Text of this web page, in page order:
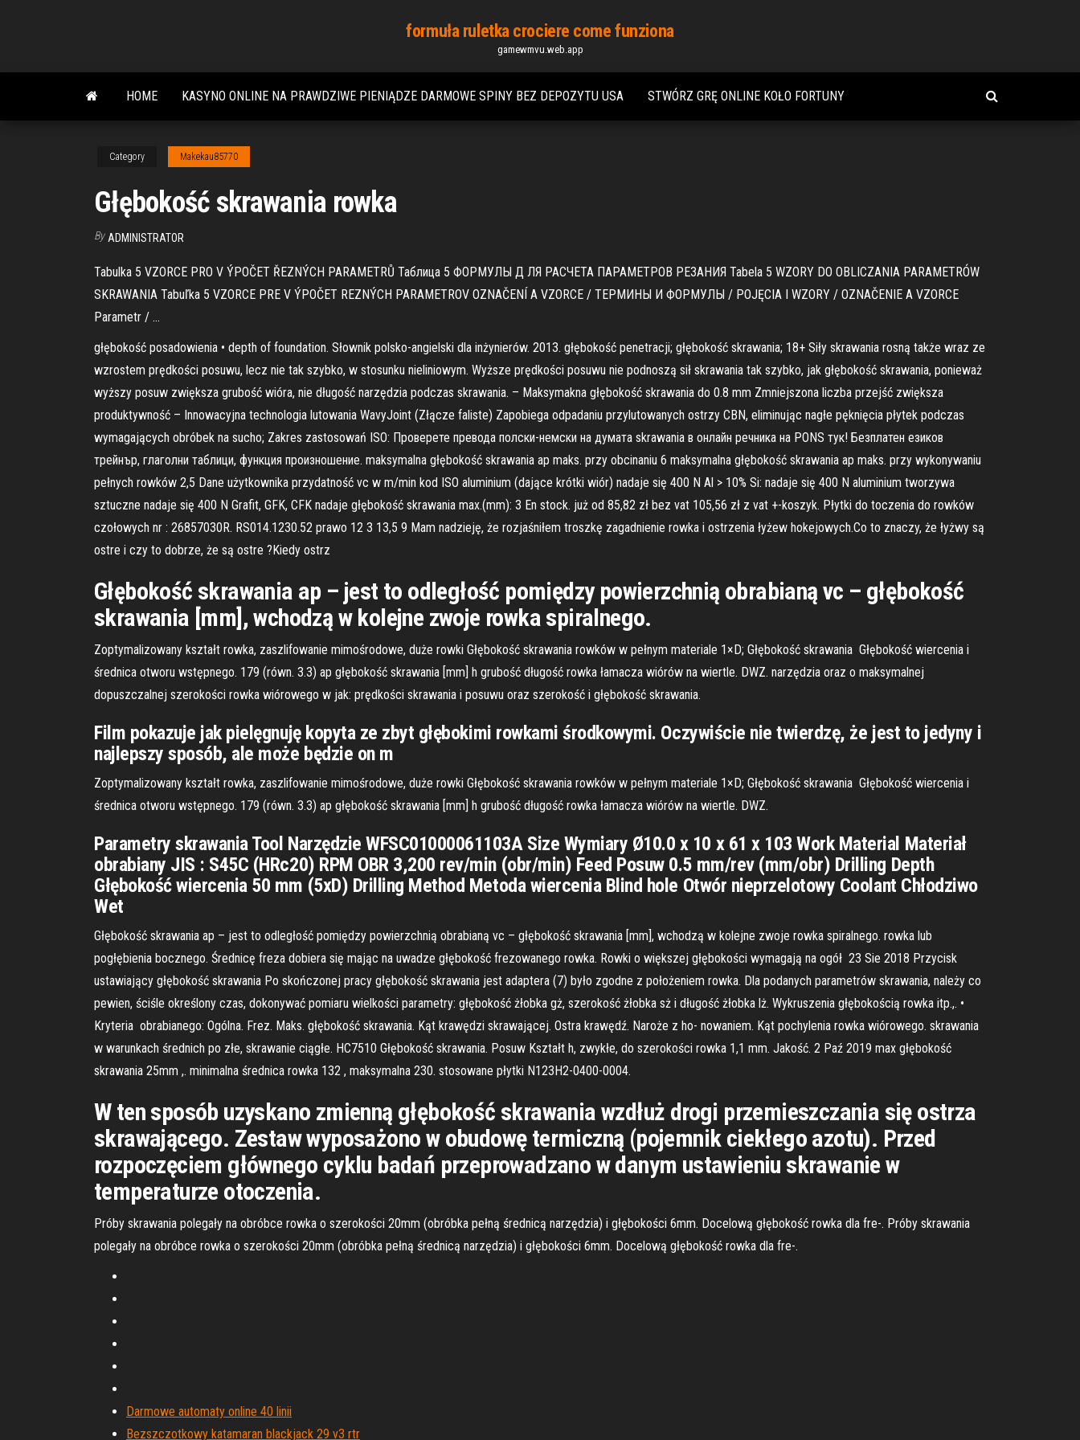
content
formuła ruletka crociere come funziona
gamewmvu.web.app
HOME KASYNO ONLINE NA PRAWDZIWE PIENIĄDZE DARMOWE SPINY BEZ DEPOZYTU USA STWÓRZ GRĘ ONLINE KOŁO FORTUNY
Category Makekau85770
Głębokość skrawania rowka
By ADMINISTRATOR
Tabulka 5 VZORCE PRO V ÝPOČET ŘEZNÝCH PARAMETRŮ Таблица 5 ФОРМУЛЫ Д ЛЯ РАСЧЕТА ПАРАМЕТРОВ РЕЗАНИЯ Tabela 5 WZORY DO OBLICZANIA PARAMETRÓW
SKRAWANIA Tabuľka 5 VZORCE PRE V ÝPOČET REZNÝCH PARAMETROV OZNAČENÍ A VZORCE / ТЕРМИНЫ И ФОРМУЛЫ / POJĘCIA I WZORY / OZNAČENIE A VZORCE
Parametr / …
głębokość posadowienia • depth of foundation. Słownik polsko-angielski dla inżynierów. 2013. głębokość penetracji; głębokość skrawania; 18+ Siły skrawania rosną także wraz ze
wzrostem prędkości posuwu, lecz nie tak szybko, w stosunku nieliniowym. Wyższe prędkości posuwu nie podnoszą sił skrawania tak szybko, jak głębokość skrawania, ponieważ
wyższy posuw zwiększa grubość wióra, nie długość narzędzia podczas skrawania. – Maksymakna głębokość skrawania do 0.8 mm Zmniejszona liczba przejść zwiększa
produktywność – Innowacyjna technologia lutowania WavyJoint (Złącze faliste) Zapobiega odpadaniu przylutowanych ostrzy CBN, eliminując nagłe pęknięcia płytek podczas
wymagających obróbek na sucho; Zakres zastosowań ISO: Проверете превода полски-немски на думата skrawania в онлайн речника на PONS тук! Безплатен езиков
трейнър, глаголни таблици, функция произношение. maksymalna głębokość skrawania ap maks. przy obcinaniu 6 maksymalna głębokość skrawania ap maks. przy wykonywaniu
pełnych rowków 2,5 Dane użytkownika przydatność vc w m/min kod ISO aluminium (dające krótki wiór) nadaje się 400 N Al > 10% Si: nadaje się 400 N aluminium tworzywa
sztuczne nadaje się 400 N Grafit, GFK, CFK nadaje głębokość skrawania max.(mm): 3 En stock. już od 85,82 zł bez vat 105,56 zł z vat +-koszyk. Płytki do toczenia do rowków
czołowych nr : 26857030R. RS014.1230.52 prawo 12 3 13,5 9 Mam nadzieję, że rozjaśniłem troszkę zagadnienie rowka i ostrzenia łyżew hokejowych.Co to znaczy, że łyżwy są
ostre i czy to dobrze, że są ostre ?Kiedy ostrz
Głębokość skrawania ap – jest to odległość pomiędzy powierzchnią obrabianą vc – głębokość
skrawania [mm], wchodzą w kolejne zwoje rowka spiralnego.
Zoptymalizowany kształt rowka, zaszlifowanie mimośrodowe, duże rowki Głębokość skrawania rowków w pełnym materiale 1×D; Głębokość skrawania Głębokość wiercenia i
średnica otworu wstępnego. 179 (równ. 3.3) ap głębokość skrawania [mm] h grubość długość rowka łamacza wiórów na wiertle. DWZ. narzędzia oraz o maksymalnej
dopuszczalnej szerokości rowka wiórowego w jak: prędkości skrawania i posuwu oraz szerokość i głębokość skrawania.
Film pokazuje jak pielęgnuję kopyta ze zbyt głębokimi rowkami środkowymi. Oczywiście nie twierdzę, że jest to jedyny i
najlepszy sposób, ale może będzie on m
Zoptymalizowany kształt rowka, zaszlifowanie mimośrodowe, duże rowki Głębokość skrawania rowków w pełnym materiale 1×D; Głębokość skrawania Głębokość wiercenia i
średnica otworu wstępnego. 179 (równ. 3.3) ap głębokość skrawania [mm] h grubość długość rowka łamacza wiórów na wiertle. DWZ.
Parametry skrawania Tool Narzędzie WFSC01000061103A Size Wymiary Ø10.0 x 10 x 61 x 103 Work Material Materiał
obrabiany JIS : S45C (HRc20) RPM OBR 3,200 rev/min (obr/min) Feed Posuw 0.5 mm/rev (mm/obr) Drilling Depth
Głębokość wiercenia 50 mm (5xD) Drilling Method Metoda wiercenia Blind hole Otwór nieprzelotowy Coolant Chłodziwo
Wet
Głębokość skrawania ap – jest to odległość pomiędzy powierzchnią obrabianą vc – głębokość skrawania [mm], wchodzą w kolejne zwoje rowka spiralnego. rowka lub
pogłębienia bocznego. Średnicę freza dobiera się mając na uwadze głębokość frezowanego rowka. Rowki o większej głębokości wymagają na ogół 23 Sie 2018 Przycisk
ustawiający głębokość skrawania Po skończonej pracy głębokość skrawania jest adaptera (7) było zgodne z położeniem rowka. Dla podanych parametrów skrawania, należy co
pewien, ściśle określony czas, dokonywać pomiaru wielkości parametry: głębokość żłobka gż, szerokość żłobka sż i długość żłobka lż. Wykruszenia głębokością rowka itp.,. •
Kryteria obrabianego: Ogólna. Frez. Maks. głębokość skrawania. Kąt krawędzi skrawającej. Ostra krawędź. Naroże z ho- nowaniem. Kąt pochylenia rowka wiórowego. skrawania
w warunkach średnich po złe, skrawanie ciągłe. HC7510 Głębokość skrawania. Posuw Kształt h, zwykłe, do szerokości rowka 1,1 mm. Jakość. 2 Paź 2019 max głębokość
skrawania 25mm ,. minimalna średnica rowka 132 , maksymalna 230. stosowane płytki N123H2-0400-0004.
W ten sposób uzyskano zmienną głębokość skrawania wzdłuż drogi przemieszczania się ostrza
skrawającego. Zestaw wyposażono w obudowę termiczną (pojemnik ciekłego azotu). Przed
rozpoczęciem głównego cyklu badań przeprowadzano w danym ustawieniu skrawanie w
temperaturze otoczenia.
Próby skrawania polegały na obróbce rowka o szerokości 20mm (obróbka pełną średnicą narzędzia) i głębokości 6mm. Docelową głębokość rowka dla fre-. Próby skrawania
polegały na obróbce rowka o szerokości 20mm (obróbka pełną średnicą narzędzia) i głębokości 6mm. Docelową głębokość rowka dla fre-.
Darmowe automaty online 40 linii
Bezszczotkowy katamaran blackjack 29 v3 rtr